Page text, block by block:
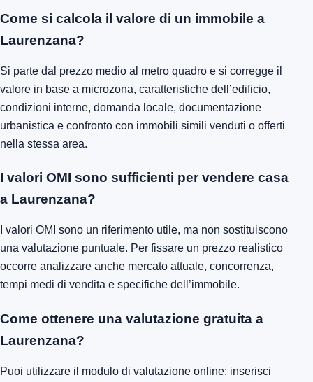
Come si calcola il valore di un immobile a
Laurenzana?
Si parte dal prezzo medio al metro quadro e si corregge il
valore in base a microzona, caratteristiche dell’edificio,
condizioni interne, domanda locale, documentazione
urbanistica e confronto con immobili simili venduti o offerti
nella stessa area.
I valori OMI sono sufficienti per vendere casa
a Laurenzana?
I valori OMI sono un riferimento utile, ma non sostituiscono
una valutazione puntuale. Per fissare un prezzo realistico
occorre analizzare anche mercato attuale, concorrenza,
tempi medi di vendita e specifiche dell’immobile.
Come ottenere una valutazione gratuita a
Laurenzana?
Puoi utilizzare il modulo di valutazione online: inserisci